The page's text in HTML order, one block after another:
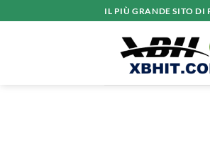
ai
IL PIÙ GRANDE SITO DI